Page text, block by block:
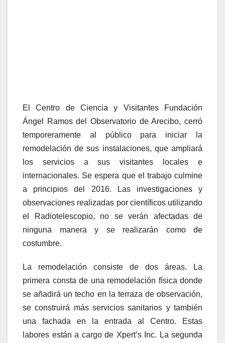
El Centro de Ciencia y Visitantes Fundación
Ángel Ramos del Observatorio de Arecibo, cerró
temporeramente al público para iniciar la
remodelación de sus instalaciones, que ampliará
los servicios a sus visitantes locales e
internacionales. Se espera que el trabajo culmine
a principios del 2016. Las investigaciones y
observaciones realizadas por científicos utilizando
el Radiotelescopio, no se verán afectadas de
ninguna manera y se realizarán como de
costumbre.
La remodelación consiste de dos áreas. La
primera consta de una remodelación física donde
se añadirá un techo en la terraza de observación,
se construirá más servicios sanitarios y también
una fachada en la entrada al Centro. Estas
labores están a cargo de Xpert’s Inc. La segunda